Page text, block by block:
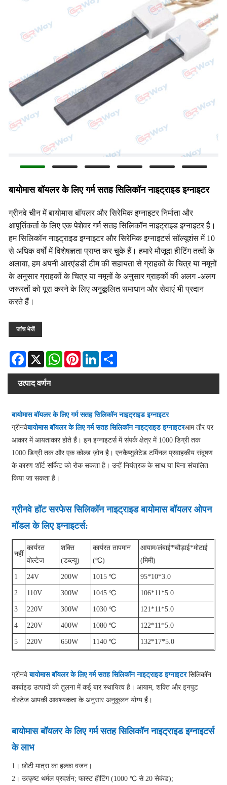
बायोमास बॉयलर के लिए गर्म सतह सिलिकॉन नाइट्राइड इग्नाइटर
ग्रीनवे चीन में बायोमास बॉयलर और सिरेमिक इग्नाइटर निर्माता और
आपूर्तिकर्ता के लिए एक पेशेवर गर्म सतह सिलिकॉन नाइट्राइड इग्नाइटर है।
हम सिलिकॉन नाइट्राइड इग्नाइटर और सिरेमिक इग्नाइटर्स सॉल्यूशंस में 10
से अधिक वर्षों में विशेषज्ञता प्राप्त कर चुके हैं। हमारे मौजूदा हीटिंग तत्वों के
अलावा, हम अपनी आरएंडडी टीम की सहायता से ग्राहकों के चित्र या नमूनों
के अनुसार ग्राहकों के चित्र या नमूनों के अनुसार ग्राहकों की अलग -अलग
जरूरतों को पूरा करने के लिए अनुकूलित समाधान और सेवाएं भी प्रदान
करते हैं।
जांच भेजें
Facebook
X WhatsAppPinterestLinkedIn
उत्पाद वर्णन
बायोमास बॉयलर के लिए गर्म सतह सिलिकॉन नाइट्राइड इग्नाइटर
ग्रीनवेबायोमास बॉयलर के लिए गर्म सतह सिलिकॉन नाइट्राइड इग्नाइटरआम तौर पर
आकार में आयताकार होते हैं। इन इग्नाइटर्स में संपर्क क्षेत्र में 1000 डिग्री तक
1000 डिग्री तक और एक कोल्ड ज़ोन है। एनकैप्सुलेटेड टर्मिनल प्रवाहकीय संदूषण
के कारण शॉर्ट सर्किट को रोक सकता है। उन्हें नियंत्रक के साथ या बिना संचालित
किया जा सकता है।
ग्रीनवे हॉट सरफेस सिलिकॉन नाइट्राइड बायोमास बॉयलर ओपन
मॉडल के लिए इग्नाइटर्स:
नहीं
कार्यरत
वोल्टेज
शक्ति
(डब्ल्यू)
कार्यरत तापमान
(℃)
आयाम/लंबाई*चौड़ाई*मोटाई
(मिमी)
1 24V 200W 1015 ℃ 95*10*3.0
2 110V 300W 1045 ℃ 106*11*5.0
3 220V 300W 1030 ℃ 121*11*5.0
4 220V 400W 1080 ℃ 122*11*5.0
5 220V 650W 1140 ℃ 132*17*5.0
ग्रीनवेबायोमास बॉयलर के लिए गर्म सतह सिलिकॉन नाइट्राइड इग्नाइटरसिलिकॉन
कार्बाइड उत्पादों की तुलना में कई बार स्थायित्व है। आयाम, शक्ति और इनपुट
वोल्टेज आपकी आवश्यकता के अनुसार अनुकूलन योग्य हैं।
बायोमास बॉयलर के लिए गर्म सतह सिलिकॉन नाइट्राइड इग्नाइटर्स
के लाभ
1। छोटी मात्रा का हल्का वजन।
2। उत्कृष्ट थर्मल प्रदर्शन; फास्ट हीटिंग (1000 ℃ से 20 सेकंड);